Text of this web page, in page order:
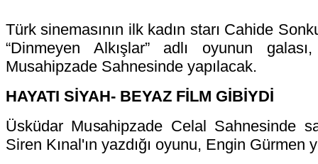
Türk sinemasının ilk kadın starı Cahide
“Dinmeyen Alkışlar” adlı oyunun
Musahipzade Sahnesinde yapılacak.
HAYATI SİYAH- BEYAZ FİLM GİBİYDİ
Üsküdar Musahipzade Celal Sahnesinde
Siren Kınal'ın yazdığı oyunu, Engin Gürmen